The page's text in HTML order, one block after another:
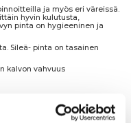
ja myös eri väreissä.
hyvin kulutusta,
pinta on hygieeninen ja
Sileä- pinta on tasainen
kalvon vahvuus